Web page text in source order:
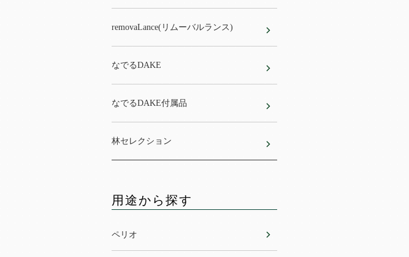
removaLance(リムーバルランス)
なでるDAKE
なでるDAKE付属品
林セレクション
用途から探す
ペリオ